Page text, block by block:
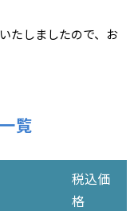
たしましたので、お
覧
税込価
格